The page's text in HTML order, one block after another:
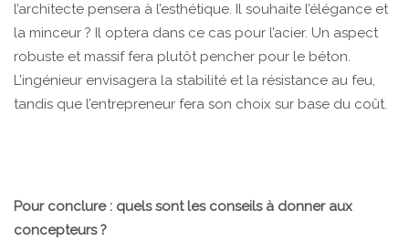
l’architecte pensera à l’esthétique. Il souhaite l’élégance et
la minceur ? Il optera dans ce cas pour l’acier. Un aspect
robuste et massif fera plutôt pencher pour le béton.
L’ingénieur envisagera la stabilité et la résistance au feu,
tandis que l’entrepreneur fera son choix sur base du coût.
Pour conclure : quels sont les conseils à donner aux
concepteurs ?